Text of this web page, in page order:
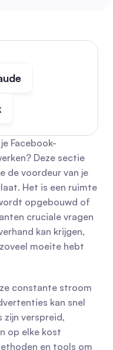
Facebook-
Deze sectie
de voordeur van je
Het is een ruimte
opgebouwd of
cruciale vragen
kan krijgen,
moeite hebt
constante stroom
kan snel
zijn verspreid,
op elke kost
en tools om